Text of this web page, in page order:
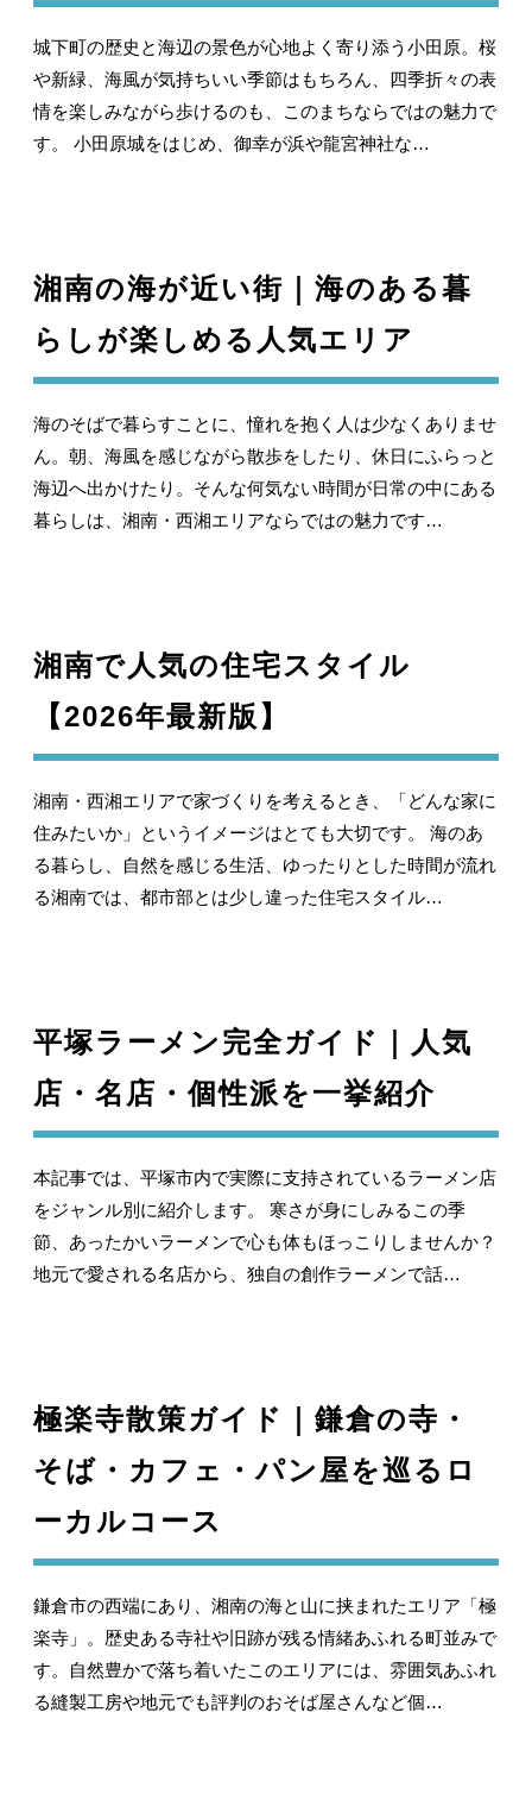
城下町の歴史と海辺の景色が心地よく寄り添う小田原。桜
や新緑、海風が気持ちいい季節はもちろん、四季折々の表
情を楽しみながら歩けるのも、このまちならではの魅力で
す。 小田原城をはじめ、御幸が浜や龍宮神社な…
湘南の海が近い街｜海のある暮
らしが楽しめる人気エリア
海のそばで暮らすことに、憧れを抱く人は少なくありませ
ん。朝、海風を感じながら散歩をしたり、休日にふらっと
海辺へ出かけたり。そんな何気ない時間が日常の中にある
暮らしは、湘南・西湘エリアならではの魅力です…
湘南で人気の住宅スタイル
【2026年最新版】
湘南・西湘エリアで家づくりを考えるとき、「どんな家に
住みたいか」というイメージはとても大切です。 海のあ
る暮らし、自然を感じる生活、ゆったりとした時間が流れ
る湘南では、都市部とは少し違った住宅スタイル…
平塚ラーメン完全ガイド｜人気
店・名店・個性派を一挙紹介
本記事では、平塚市内で実際に支持されているラーメン店
をジャンル別に紹介します。 寒さが身にしみるこの季
節、あったかいラーメンで心も体もほっこりしませんか？
地元で愛される名店から、独自の創作ラーメンで話…
極楽寺散策ガイド｜鎌倉の寺・
そば・カフェ・パン屋を巡るロ
ーカルコース
鎌倉市の西端にあり、湘南の海と山に挟まれたエリア「極
楽寺」。歴史ある寺社や旧跡が残る情緒あふれる町並みで
す。自然豊かで落ち着いたこのエリアには、雰囲気あふれ
る縫製工房や地元でも評判のおそば屋さんなど個…